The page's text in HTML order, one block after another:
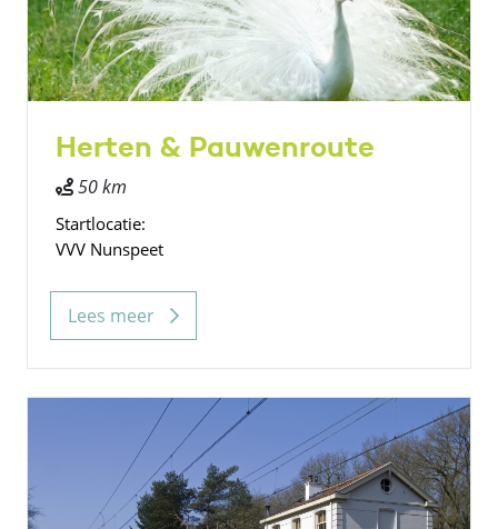
Herten & Pauwenroute
50 km
Startlocatie:
VVV Nunspeet
Lees meer